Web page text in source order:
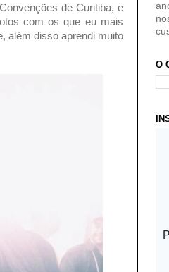
de Curitiba, e
com os que eu mais
além disso aprendi muito
O